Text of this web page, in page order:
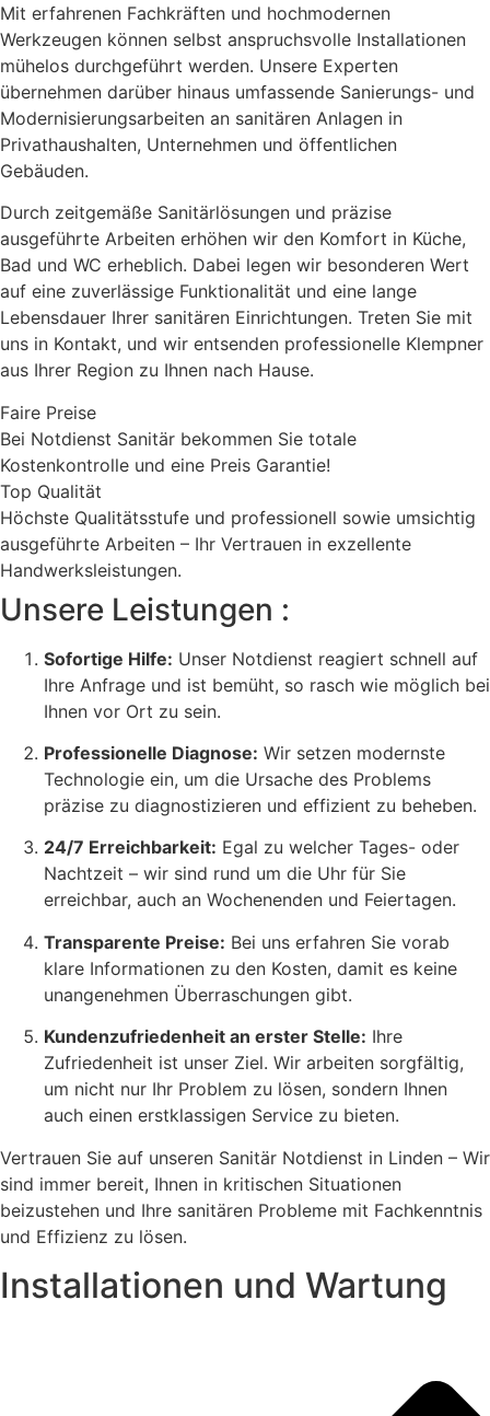
Mit erfahrenen Fachkräften und hochmodernen
Werkzeugen können selbst anspruchsvolle Installationen
mühelos durchgeführt werden. Unsere Experten
übernehmen darüber hinaus umfassende Sanierungs- und
Modernisierungsarbeiten an sanitären Anlagen in
Privathaushalten, Unternehmen und öffentlichen
Gebäuden.
Durch zeitgemäße Sanitärlösungen und präzise
ausgeführte Arbeiten erhöhen wir den Komfort in Küche,
Bad und WC erheblich. Dabei legen wir besonderen Wert
auf eine zuverlässige Funktionalität und eine lange
Lebensdauer Ihrer sanitären Einrichtungen. Treten Sie mit
uns in Kontakt, und wir entsenden professionelle Klempner
aus Ihrer Region zu Ihnen nach Hause.
Faire Preise
Bei Notdienst Sanitär bekommen Sie totale
Kostenkontrolle und eine Preis Garantie!
Top Qualität
Höchste Qualitätsstufe und professionell sowie umsichtig
ausgeführte Arbeiten – Ihr Vertrauen in exzellente
Handwerksleistungen.
Unsere Leistungen :
Sofortige Hilfe: Unser Notdienst reagiert schnell auf
Ihre Anfrage und ist bemüht, so rasch wie möglich bei
Ihnen vor Ort zu sein.
Professionelle Diagnose: Wir setzen modernste
Technologie ein, um die Ursache des Problems
präzise zu diagnostizieren und effizient zu beheben.
24/7 Erreichbarkeit: Egal zu welcher Tages- oder
Nachtzeit – wir sind rund um die Uhr für Sie
erreichbar, auch an Wochenenden und Feiertagen.
Transparente Preise: Bei uns erfahren Sie vorab
klare Informationen zu den Kosten, damit es keine
unangenehmen Überraschungen gibt.
Kundenzufriedenheit an erster Stelle: Ihre
Zufriedenheit ist unser Ziel. Wir arbeiten sorgfältig,
um nicht nur Ihr Problem zu lösen, sondern Ihnen
auch einen erstklassigen Service zu bieten.
Vertrauen Sie auf unseren Sanitär Notdienst in Linden – Wir
sind immer bereit, Ihnen in kritischen Situationen
beizustehen und Ihre sanitären Probleme mit Fachkenntnis
und Effizienz zu lösen.
Installationen und Wartung